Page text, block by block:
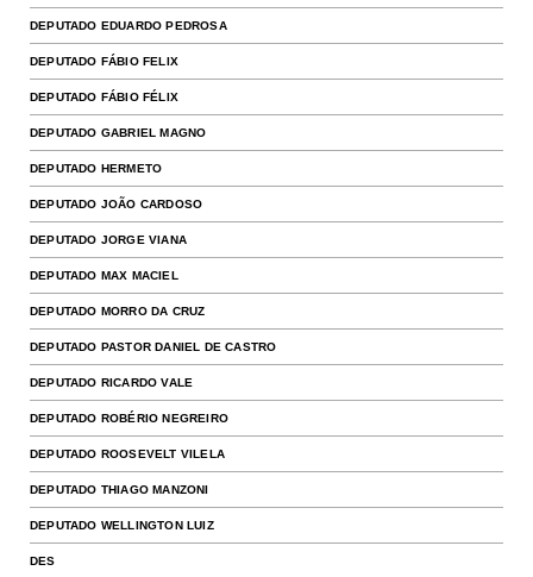
DEPUTADO EDUARDO PEDROSA
DEPUTADO FÁBIO FELIX
DEPUTADO FÁBIO FÉLIX
DEPUTADO GABRIEL MAGNO
DEPUTADO HERMETO
DEPUTADO JOÃO CARDOSO
DEPUTADO JORGE VIANA
DEPUTADO MAX MACIEL
DEPUTADO MORRO DA CRUZ
DEPUTADO PASTOR DANIEL DE CASTRO
DEPUTADO RICARDO VALE
DEPUTADO ROBÉRIO NEGREIRO
DEPUTADO ROOSEVELT VILELA
DEPUTADO THIAGO MANZONI
DEPUTADO WELLINGTON LUIZ
DES